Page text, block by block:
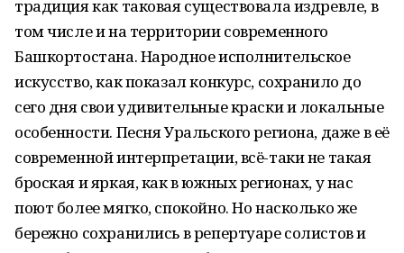
традиция как таковая существовала издревле, в
том числе и на территории современного
Башкортостана. Народное исполнительское
искусство, как показал конкурс, сохранило до
сего дня свои удивительные краски и локальные
особенности. Песня Уральского региона, даже в её
современной интерпретации, всё-таки не такая
броская и яркая, как в южных регионах, у нас
поют более мягко, спокойно. Но насколько же
бережно сохранились в репертуаре солистов и